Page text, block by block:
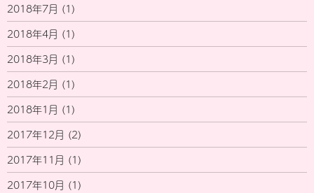
2018年7月 (1)
2018年4月 (1)
2018年3月 (1)
2018年2月 (1)
2018年1月 (1)
2017年12月 (2)
2017年11月 (1)
2017年10月 (1)